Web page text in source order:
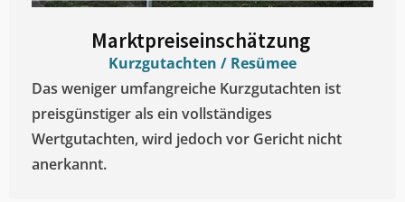
Marktpreiseinschätzung ​
Kurzgutachten / Resümee
Das weniger umfangreiche Kurzgutachten ist
preisgünstiger als ein vollständiges
Wertgutachten, wird jedoch vor Gericht nicht
anerkannt.